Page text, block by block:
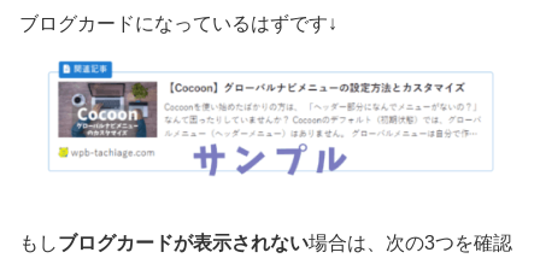
ブログカードになっているはずです↓
もしブログカードが表示されない場合は、次の3つを確認